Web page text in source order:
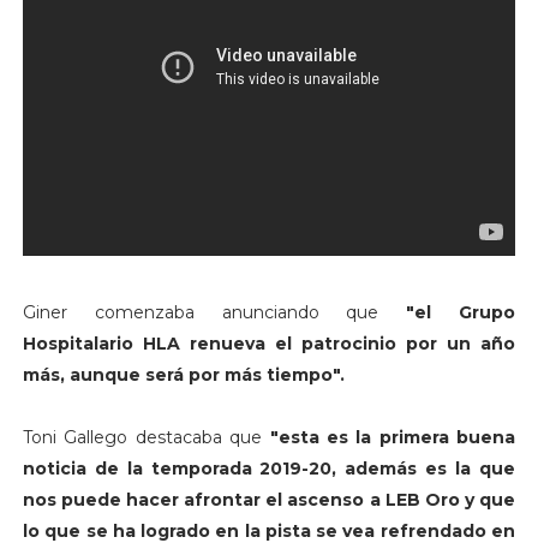
Giner comenzaba anunciando que "el Grupo
Hospitalario HLA renueva el patrocinio por un año
más, aunque será por más tiempo".
Toni Gallego destacaba que "esta es la primera buena
noticia de la temporada 2019-20, además es la que
nos puede hacer afrontar el ascenso a LEB Oro y que
lo que se ha logrado en la pista se vea refrendado en